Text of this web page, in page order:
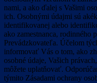
nami, a ako ďalej s Vašimi
ich. Osobnými údajmi sú
identifikovanej alebo
ako zamestnanca, rodinného
Prevádzkovateľa. Účelom
informovať Vás o tom, ako
osobné údaje, Vašich
môžete uplatňovať.
týmito Zásadami ochrany